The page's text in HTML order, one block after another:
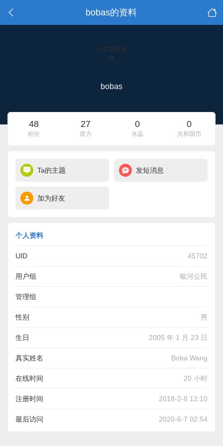
bobas的资料
点击重新加
载
bobas
48
积分
27
原力
0
水晶
0
共和国币
Ta的主题 发短消息
加为好友
个人资料
UID 45702
用户组 银河公民
管理组
性别 男
生日 2005 年 1 月 23 日
真实姓名 Boba Wang
在线时间 20 小时
注册时间 2018-2-8 12:10
最后访问 2020-6-7 02:54